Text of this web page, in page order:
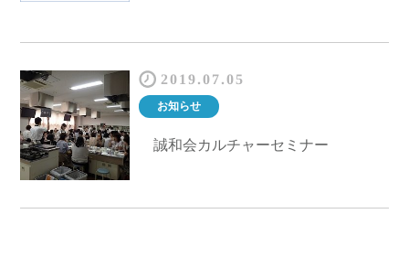
2019.07.05
お知らせ
誠和会カルチャーセミナー